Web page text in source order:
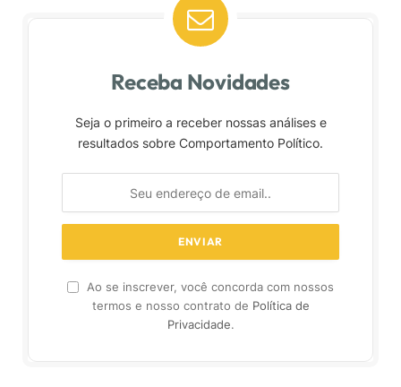
Receba Novidades
Seja o primeiro a receber nossas análises e
resultados sobre Comportamento Político.
Ao se inscrever, você concorda com nossos
termos e nosso contrato de Política de
Privacidade.